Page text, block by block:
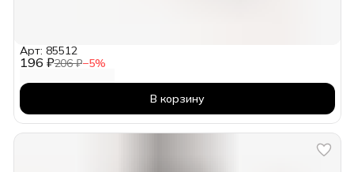
196 ₽206 ₽−5%
Арт: 85512
В корзину